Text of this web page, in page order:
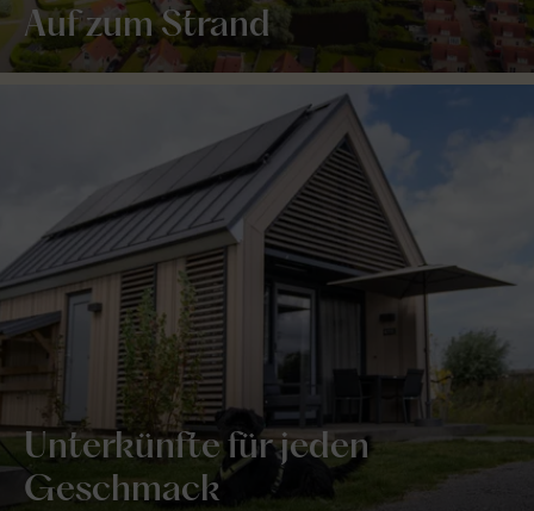
Auf zum Strand
Unterkünfte für jeden
Geschmack